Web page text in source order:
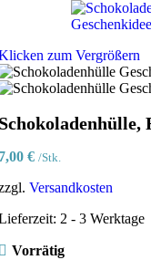
zum Vergrößern
€ /Stk.
Versandkosten
2 - 3 Werktage
Vorrätig